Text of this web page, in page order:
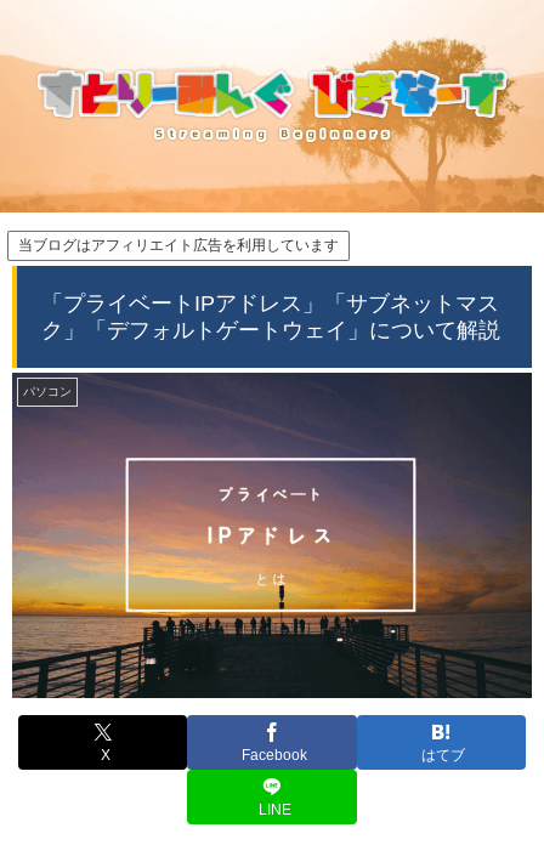
当ブログはアフィリエイト広告を利用しています
「プライベートIPアドレス」「サブネットマス
ク」「デフォルトゲートウェイ」について解説
パソコン
X Facebook はてブ
LINE